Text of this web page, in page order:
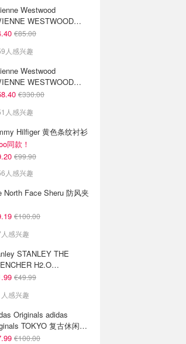
Westwood
WESTWOOD
Solitaire 耳环
€85.00
人感兴趣
Westwood
WESTWOOD
短款开衫
€330.00
人感兴趣
Hilfiger 黄色条纹衬衫
同款！
€99.90
人感兴趣
North Face Sheru 防风夹
€100.00
感兴趣
STANLEY THE
H2.O
保温杯 1.18L 黑
€49.99
感兴趣
Originals adidas
TOKYO 复古休闲鞋
色 €100.00